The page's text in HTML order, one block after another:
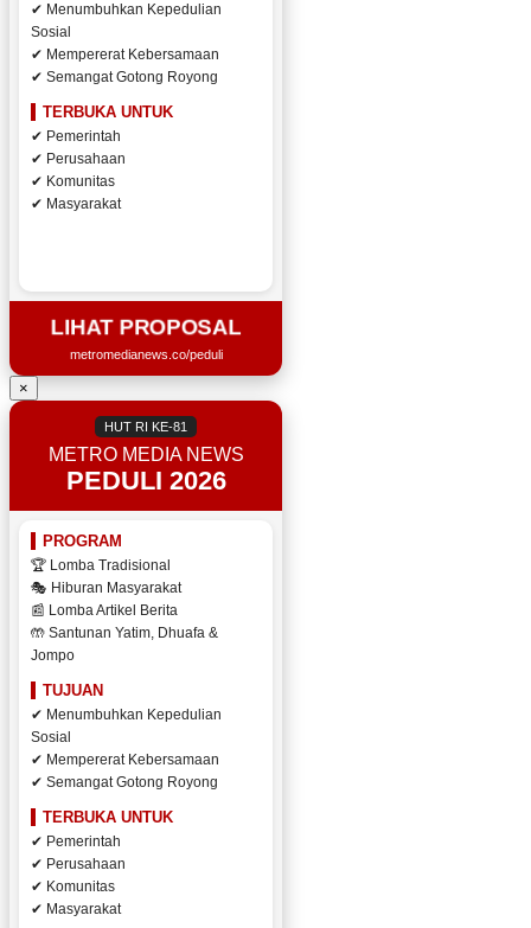
✔ Menumbuhkan Kepedulian
Sosial
✔ Mempererat Kebersamaan
✔ Semangat Gotong Royong
TERBUKA UNTUK
✔ Pemerintah
✔ Perusahaan
✔ Komunitas
✔ Masyarakat
LIHAT PROPOSAL
metromedianews.co/peduli
×
HUT RI KE-81
METRO MEDIA NEWS
PEDULI 2026
PROGRAM
🏆 Lomba Tradisional
🎭 Hiburan Masyarakat
📰 Lomba Artikel Berita
🤲 Santunan Yatim, Dhuafa &
Jompo
TUJUAN
✔ Menumbuhkan Kepedulian
Sosial
✔ Mempererat Kebersamaan
✔ Semangat Gotong Royong
TERBUKA UNTUK
✔ Pemerintah
✔ Perusahaan
✔ Komunitas
✔ Masyarakat